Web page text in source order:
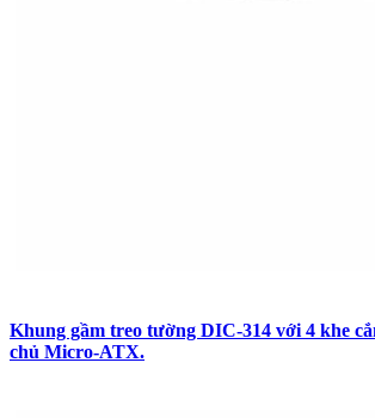
Khung gầm treo tường DIC-314 với 4 khe
chủ Micro-ATX.